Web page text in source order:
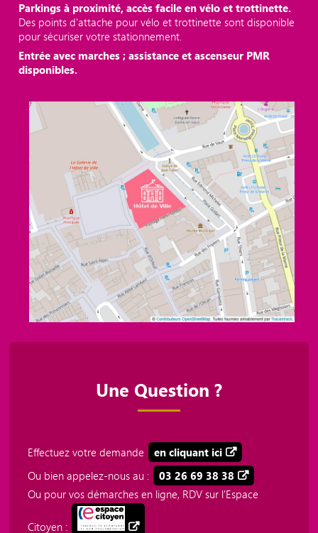
Parkings à proximité, accès facile en vélo et trottinette.
Des points d'attache pour vélo et trottinette sont disponible
pour sécuriser votre stationnement.
Entrée avec marches ; assistance et ascenseur PMR
disponibles.
Une Question ?
Effectuez votre demande
en cliquant ici
Ou bien appelez-nous au :
03 26 69 38 38
Ou pour vos démarches en ligne, RDV sur l'Espace
Citoyen :